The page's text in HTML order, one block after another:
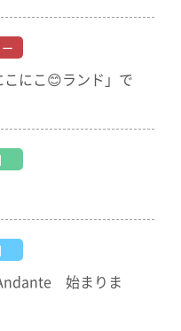
にこ😊ランド」で
始まりま